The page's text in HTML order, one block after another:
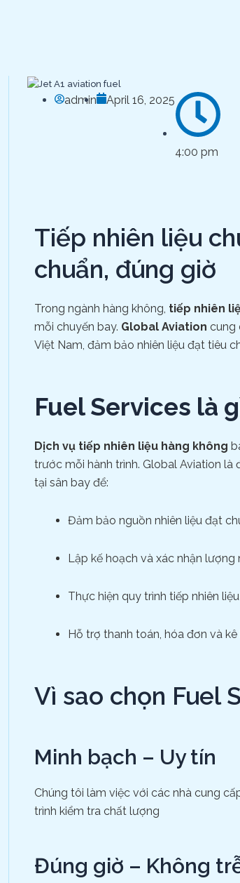
admin April 16, 2025
4:00 pm
Tiếp nhiên liệu
chuẩn, đúng giờ
Trong ngành hàng không, tiếp nhiên
mỗi chuyến bay. Global Aviation cung
Việt Nam, đảm bảo nhiên liệu đạt tiêu
Fuel Services là
Dịch vụ tiếp nhiên liệu hàng không
trước mỗi hành trình. Global Aviation là
tại sân bay để:
Đảm bảo nguồn nhiên liệu đạt
Lập kế hoạch và xác nhận lượng
Thực hiện quy trình tiếp nhiên
Hỗ trợ thanh toán, hóa đơn và
Vì sao chọn Fuel
Minh bạch – Uy tín
Chúng tôi làm việc với các nhà cung
trình kiểm tra chất lượng
Đúng giờ – Không